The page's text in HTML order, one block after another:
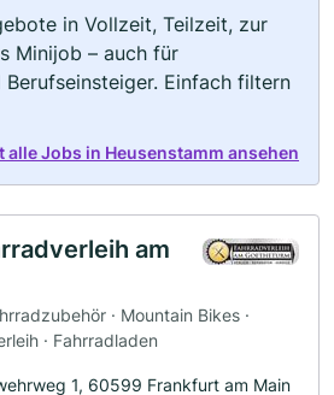
in Vollzeit, Teilzeit, zur
Minijob – auch für
Berufseinsteiger. Einfach filtern
alle Jobs in Heusenstamm ansehen
am
· Mountain Bikes ·
· Fahrradladen
1, 60599 Frankfurt am Main